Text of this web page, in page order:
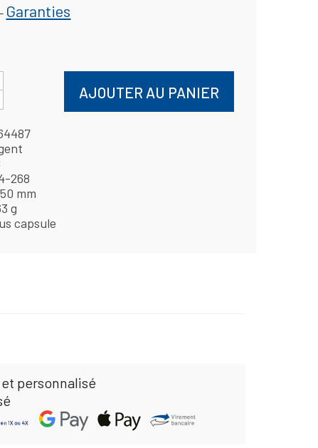
- Garanties
AJOUTER AU PANIER
268
mm
g
capsule
personnalisé